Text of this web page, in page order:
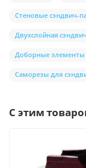
Стеновые сэндвич-
Двухслойная
Доборные элементы
Саморезы для
С этим